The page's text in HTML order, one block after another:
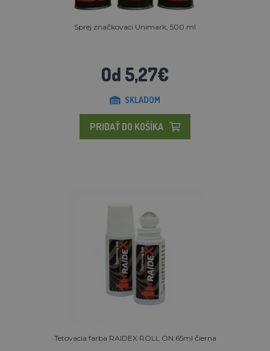
Sprej značkovací Unimark, 500 ml
Od 5,27€
SKLADOM
PRIDAŤ DO KOŠÍKA
Tetovacia farba RAIDEX ROLL ON 65ml čierna